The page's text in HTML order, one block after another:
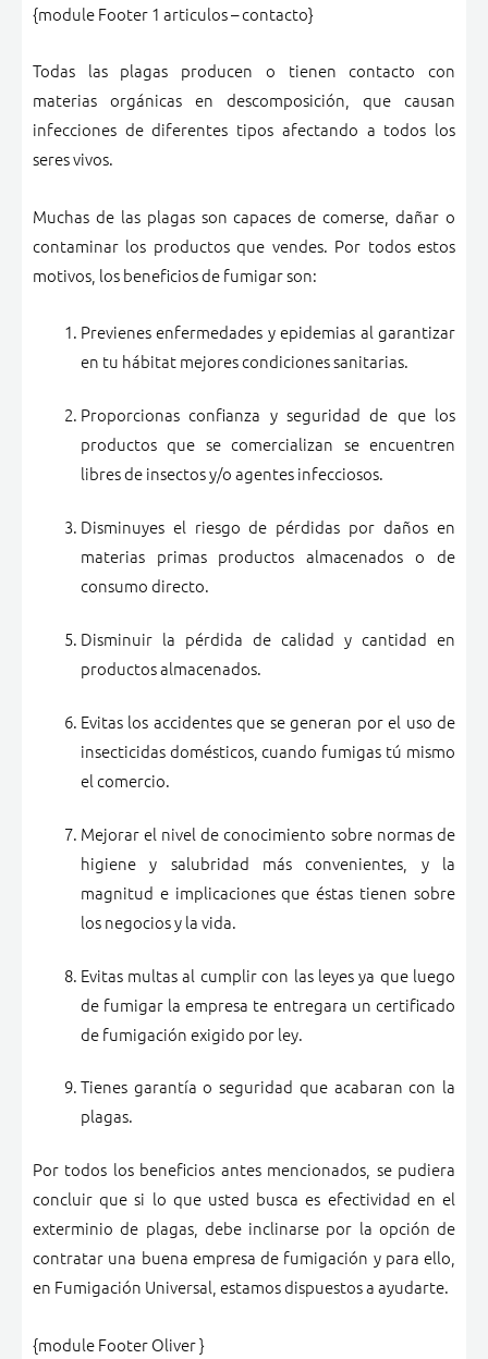
{module Footer 1 articulos – contacto}
Todas las plagas producen o tienen contacto con
materias orgánicas en descomposición, que causan
infecciones de diferentes tipos afectando a todos los
seres vivos.
Muchas de las plagas son capaces de comerse, dañar o
contaminar los productos que vendes. Por todos estos
motivos, los beneficios de fumigar son:
Previenes enfermedades y epidemias al garantizar
en tu hábitat mejores condiciones sanitarias.
Proporcionas confianza y seguridad de que los
productos que se comercializan se encuentren
libres de insectos y/o agentes infecciosos.
Disminuyes el riesgo de pérdidas por daños en
materias primas productos almacenados o de
consumo directo.
Disminuir la pérdida de calidad y cantidad en
productos almacenados.
Evitas los accidentes que se generan por el uso de
insecticidas domésticos, cuando fumigas tú mismo
el comercio.
Mejorar el nivel de conocimiento sobre normas de
higiene y salubridad más convenientes, y la
magnitud e implicaciones que éstas tienen sobre
los negocios y la vida.
Evitas multas al cumplir con las leyes ya que luego
de fumigar la empresa te entregara un certificado
de fumigación exigido por ley.
Tienes garantía o seguridad que acabaran con la
plagas.
Por todos los beneficios antes mencionados, se pudiera
concluir que si lo que usted busca es efectividad en el
exterminio de plagas, debe inclinarse por la opción de
contratar una buena empresa de fumigación y para ello,
en Fumigación Universal, estamos dispuestos a ayudarte.
{module Footer Oliver }